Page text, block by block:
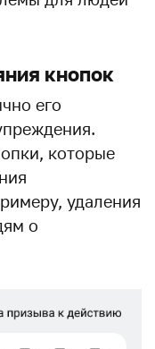
кнопок
его
которые
удаления
о